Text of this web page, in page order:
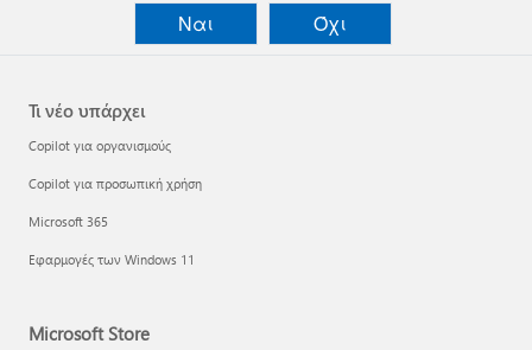
Ναι
Όχι
Τι νέο υπάρχει
Copilot για οργανισμούς
Copilot για προσωπική χρήση
Microsoft 365
Εφαρμογές των Windows 11
Microsoft Store